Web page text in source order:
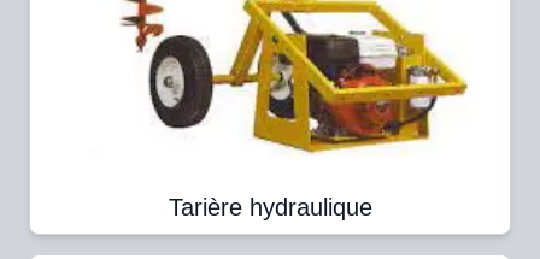
Tarière hydraulique